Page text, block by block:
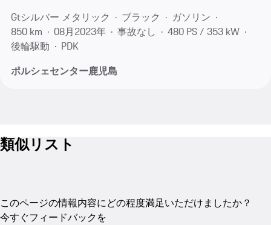
Gtシルバー メタリック
ブラック
ガソリン
850 km
08月​2023年 事故なし
480 PS / 353 kW
後輪駆動
PDK
ポルシェセンター鹿児島
類似リスト
このページの情報内容にどの程度満足いただけましたか？
今すぐフィードバックを